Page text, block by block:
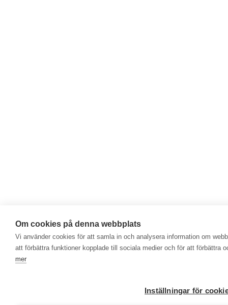
Om cookies på denna webbplats
Vi använder cookies för att samla in och analysera information om
att förbättra funktioner kopplade till sociala medier och för att förbättra
mer
Inställningar för